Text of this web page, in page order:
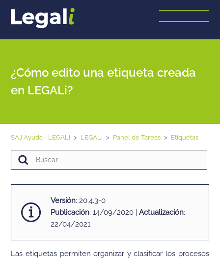
¿Cómo edito una etiqueta creada
en LEGALi?
SAJ Ayuda - LEGALi LEGALi Panel de Tareas Etiquetas
Versión: 20.4.3-0
Publicación: 14/09/2020 |Actualización:
22/04/2021
Las etiquetas permiten organizar y clasificar los procesos